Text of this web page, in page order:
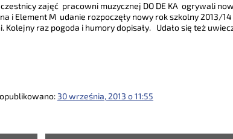
zajęć pracowni muzycznej DO DE KA ogrywali
i Element M udanie rozpoczęły nowy rok szkolny 2013/
raz pogoda i humory dopisały. Udało się też
30 września, 2013 o 11:55